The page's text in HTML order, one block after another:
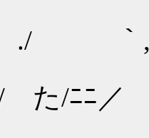
／ ./ ｀
/ た